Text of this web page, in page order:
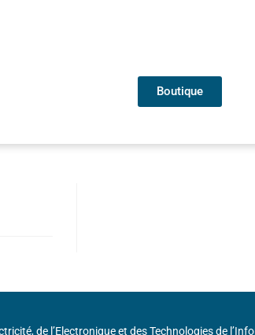
Boutique
de l’Electronique et des Technologies de